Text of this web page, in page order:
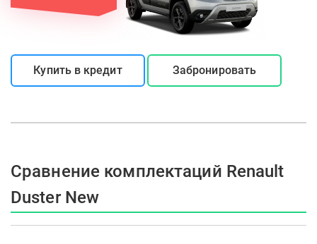
Купить в кредит Забронировать
Сравнение комплектаций Renault
Duster New